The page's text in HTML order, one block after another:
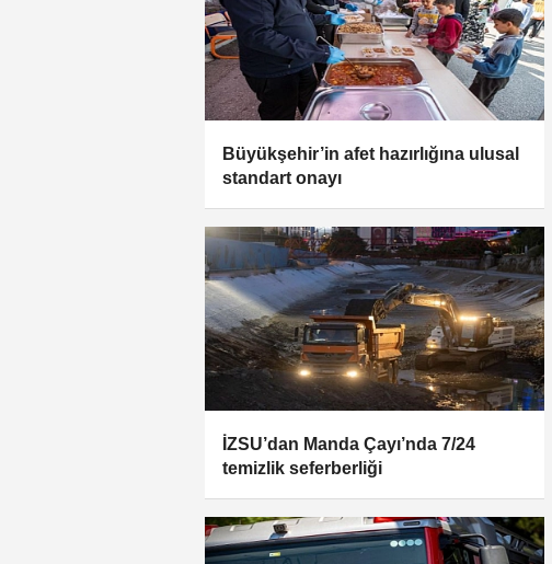
Büyükşehir’in afet hazırlığına ulusal
standart onayı
İZSU’dan Manda Çayı’nda 7/24
temizlik seferberliği